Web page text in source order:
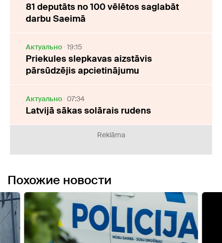
81 deputāts no 100 vēlētos saglabāt
darbu Saeimā
Актуально 19:15
Priekules slepkavas aizstāvis
pārsūdzējis apcietinājumu
Актуально 07:34
Latvijā sākas solārais rudens
Reklāma
Похожие новости